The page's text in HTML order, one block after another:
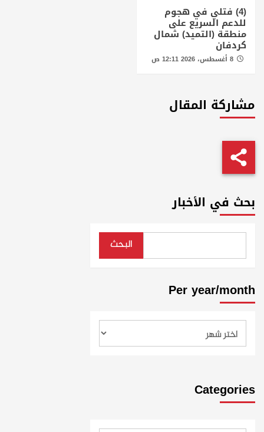
(4) فتلي في هجوم
للدعم السريع على
منطقة (التميد) شمال
كردفان
مشاركة المقال
بحث في الأخبار
البحث
Per year/month
Categories